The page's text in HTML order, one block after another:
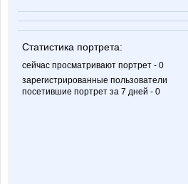
Статистика портрета:
сейчас просматривают портрет - 0
зарегистрированные пользователи
посетившие портрет за 7 дней - 0